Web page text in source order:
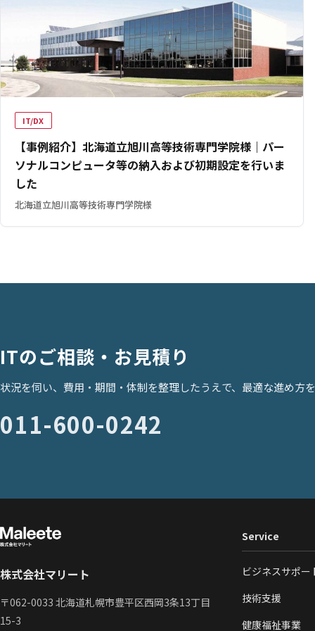
IT/DX
【事例紹介】北海道立旭川高等技術専門学院様｜パー
ソナルコンピュータ等の納入および初期設定を行いま
した
北海道立旭川高等技術専門学院様
ITのご相談・お見積り
状況を伺い、費用・期間・体制を整理したうえで、最適な進め方
011-600-0242
株式会社マリート
〒062-0033 北海道札幌市豊平区西岡3条13丁目
15-3
Service
ビジネスサポー
技術支援
健康福祉事業